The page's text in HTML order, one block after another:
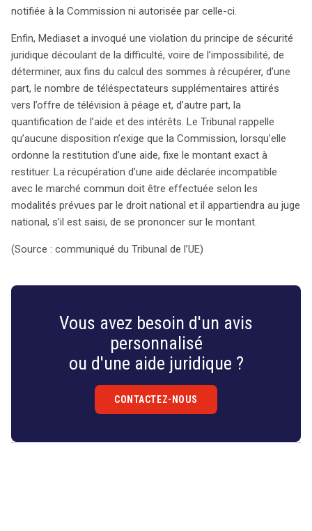
notifiée à la Commission ni autorisée par celle-ci.
Enfin, Mediaset a invoqué une violation du principe de sécurité
juridique découlant de la difficulté, voire de l’impossibilité, de
déterminer, aux fins du calcul des sommes à récupérer, d’une
part, le nombre de téléspectateurs supplémentaires attirés
vers l’offre de télévision à péage et, d’autre part, la
quantification de l’aide et des intérêts. Le Tribunal rappelle
qu’aucune disposition n’exige que la Commission, lorsqu’elle
ordonne la restitution d’une aide, fixe le montant exact à
restituer. La récupération d’une aide déclarée incompatible
avec le marché commun doit être effectuée selon les
modalités prévues par le droit national et il appartiendra au juge
national, s’il est saisi, de se prononcer sur le montant.
(Source : communiqué du Tribunal de l’UE)
Vous avez besoin d'un avis
personnalisé
ou d'une aide juridique ?
CONTACTEZ-NOUS
search